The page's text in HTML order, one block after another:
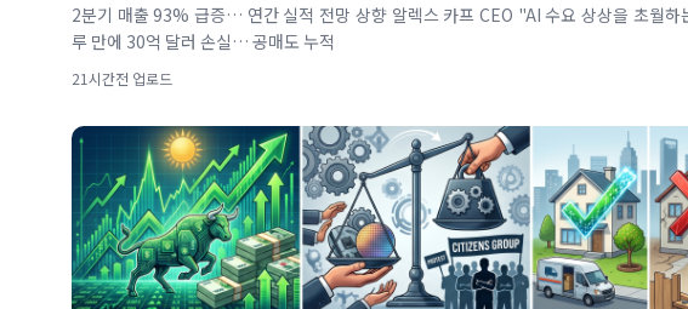
2분기 매출 93% 급증… 연간 실적 전망 상향 알렉스 카프 CEO "AI 수요 상상을 초월하
루 만에 30억 달러 손실… 공매도 누적
21시간전 업로드